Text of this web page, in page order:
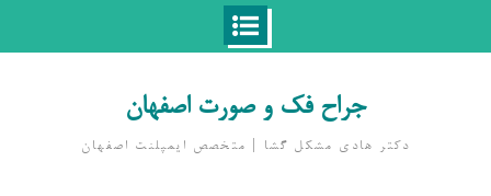
جراح فک و صورت اصفهان
دکتر هادی مشکل گشا | متخصص ايمپلنت اصفهان